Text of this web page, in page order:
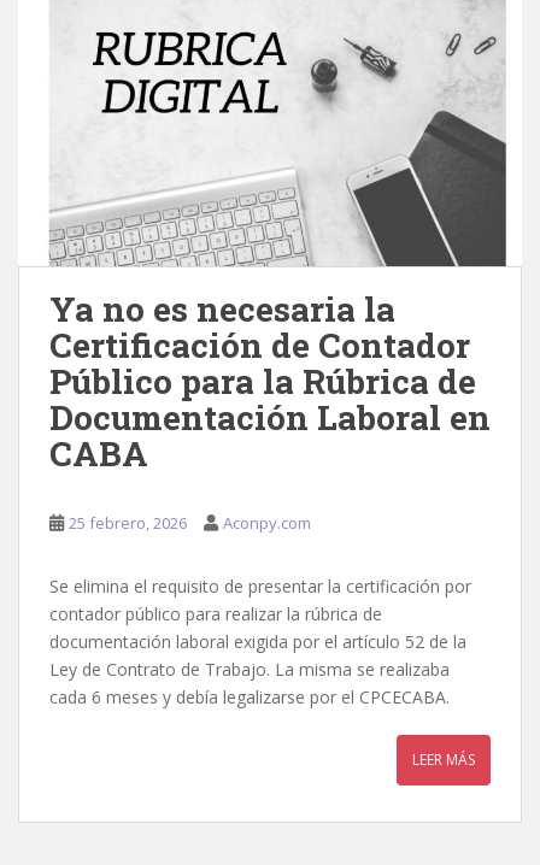
Ya no es necesaria la
Certificación de Contador
Público para la Rúbrica de
Documentación Laboral en
CABA
25 febrero, 2026 Aconpy.com
Se elimina el requisito de presentar la certificación por
contador público para realizar la rúbrica de
documentación laboral exigida por el artículo 52 de la
Ley de Contrato de Trabajo. La misma se realizaba
cada 6 meses y debía legalizarse por el CPCECABA.
LEER MÁS